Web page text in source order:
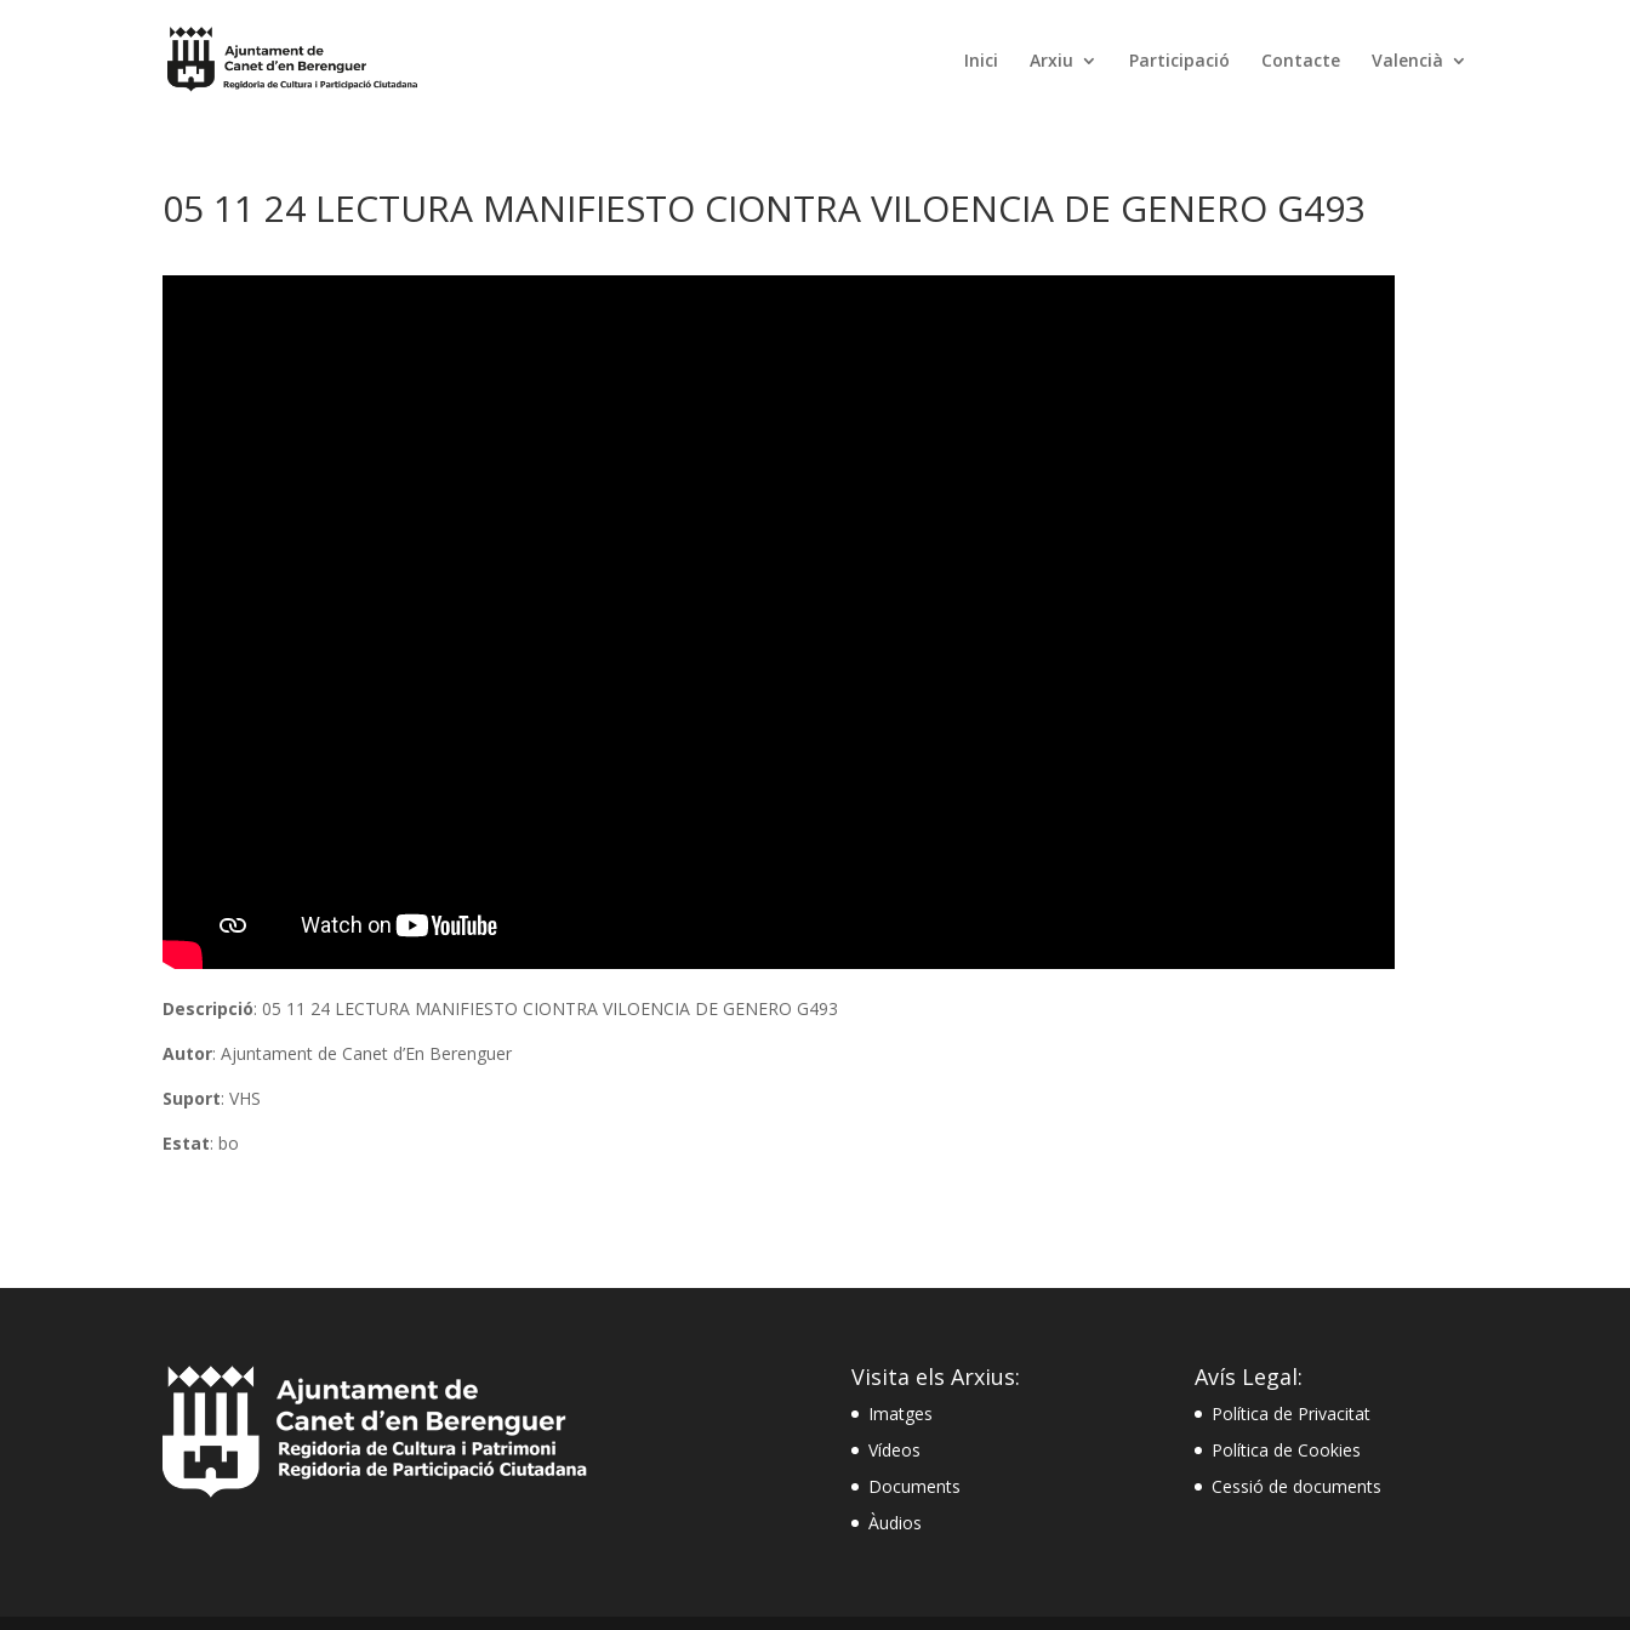
Inici Arxiu Participació Contacte Valencià
05 11 24 LECTURA MANIFIESTO CIONTRA VILOENCIA DE GENERO G493
Descripció: 05 11 24 LECTURA MANIFIESTO CIONTRA VILOENCIA DE GENERO G493
Autor: Ajuntament de Canet d’En Berenguer
Suport: VHS
Estat: bo
Visita els Arxius:
Imatges
Vídeos
Documents
Àudios
Avís Legal:
Política de Privacitat
Política de Cookies
Cessió de documents